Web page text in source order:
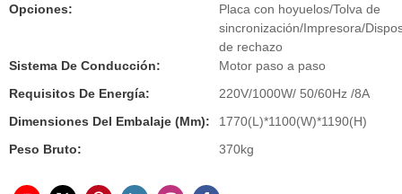
Opciones:
Placa con hoyuelos/Tolva de
sincronización/Impresora/
de rechazo
Sistema De Conducción:
Motor paso a paso
Requisitos De Energía:
220V/1000W/ 50/60Hz /8A
Dimensiones Del Embalaje (mm):
1770(L)*1100(W)*1190(H)
Peso Bruto:
370kg